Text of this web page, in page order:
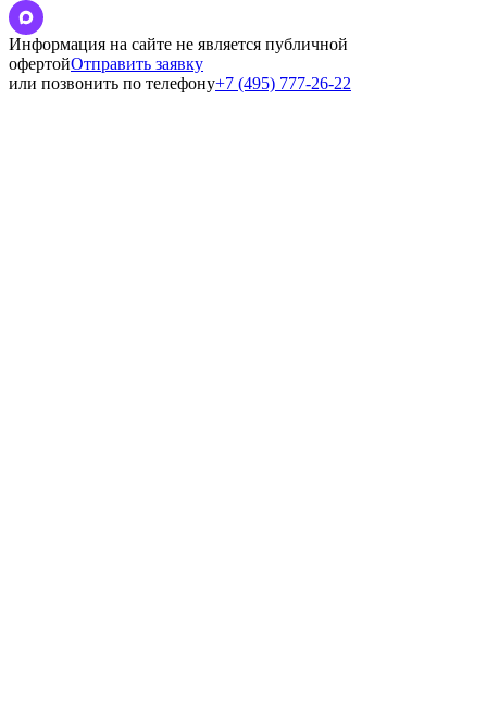
Информация на сайте не является публичной
офертойОтправить заявку
или позвонить по телефону+7 (495) 777-26-22